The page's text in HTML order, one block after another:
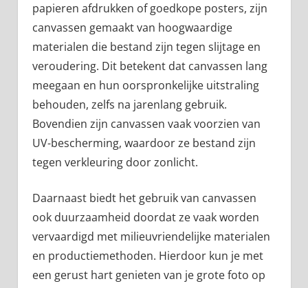
papieren afdrukken of goedkope posters, zijn
canvassen gemaakt van hoogwaardige
materialen die bestand zijn tegen slijtage en
veroudering. Dit betekent dat canvassen lang
meegaan en hun oorspronkelijke uitstraling
behouden, zelfs na jarenlang gebruik.
Bovendien zijn canvassen vaak voorzien van
UV-bescherming, waardoor ze bestand zijn
tegen verkleuring door zonlicht.
Daarnaast biedt het gebruik van canvassen
ook duurzaamheid doordat ze vaak worden
vervaardigd met milieuvriendelijke materialen
en productiemethoden. Hierdoor kun je met
een gerust hart genieten van je grote foto op